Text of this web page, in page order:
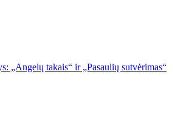
„Angelų takais“ ir „Pasaulių sutvėrimas“